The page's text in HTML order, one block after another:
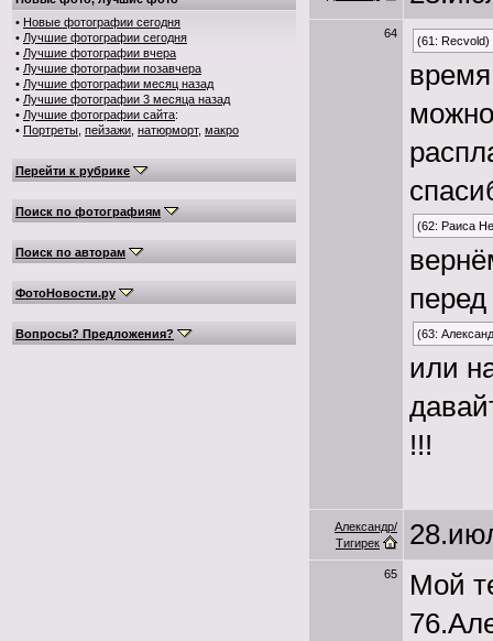
• Новые фотографии сегодня
• Лучшие фотографии сегодня
• Лучшие фотографии вчера
• Лучшие фотографии позавчера
• Лучшие фотографии месяц назад
• Лучшие фотографии 3 месяца назад
• Лучшие фотографии сайта:
• Портреты пейзажи натюрморт, макро
Перейти к рубрике
Поиск по фотографиям
Поиск по авторам
ФотоНовости.ру
Вопросы? Предложения?
64
(61: Recvold)
(62: Раиса
(63:
или
!!!
Александр/
Тигирек
65
Мой